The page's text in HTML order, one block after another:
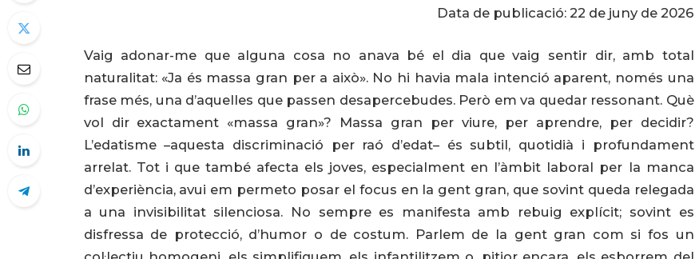
Data de publicació: 22 de juny de 2026
Vaig adonar-me que alguna cosa no anava bé el dia que vaig sentir dir, amb total
naturalitat: «Ja és massa gran per a això». No hi havia mala intenció aparent, només una
frase més, una d’aquelles que passen desapercebudes. Però em va quedar ressonant. Què
vol dir exactament «massa gran»? Massa gran per viure, per aprendre, per decidir?
L’edatisme –aquesta discriminació per raó d’edat– és subtil, quotidià i profundament
arrelat. Tot i que també afecta els joves, especialment en l’àmbit laboral per la manca
d’experiència, avui em permeto posar el focus en la gent gran, que sovint queda relegada
a una invisibilitat silenciosa. No sempre es manifesta amb rebuig explícit; sovint es
disfressa de protecció, d’humor o de costum. Parlem de la gent gran com si fos un